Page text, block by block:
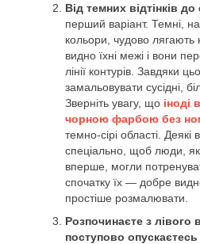
Від темних відтінків до
перший варіант. Темні,
кольори, чудово
видно їхні межі і вони
лінії контурів. Завдяки
замальовувати сусідні,
Зверніть увагу, що іноді
чорною фарбою без
темно-сірі області. Деякі
спеціально, щоб люди,
вперше, могли
спочатку їх — добре
простіше розмалювати.
Розпочинаєте з лівого
поступово опускаєтесь